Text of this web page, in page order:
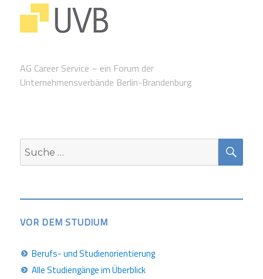
AG Career Service – ein Forum der
Unternehmensverbände Berlin-Brandenburg
Suche
nach:
VOR DEM STUDIUM
Berufs- und Studienorientierung
Alle Studiengänge im Überblick